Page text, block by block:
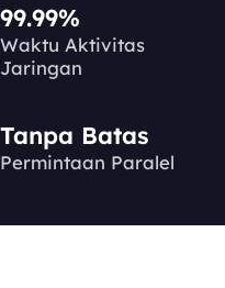
99.99%
Waktu Aktivitas
Jaringan
Tanpa Batas
Permintaan Paralel